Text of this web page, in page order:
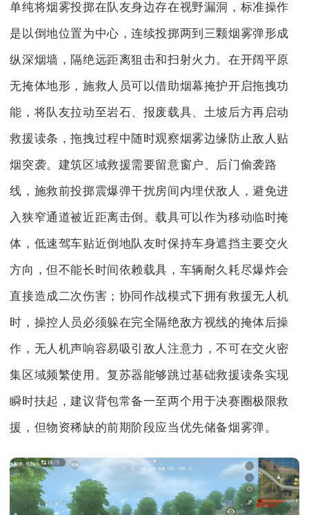
单纯将烟雾投掷在队友身边存在视野漏洞，标准操作
是以倒地位置为中心，连续投掷两到三颗烟雾弹形成
纵深烟墙，隔绝远距离狙击和扫射火力。在开阔平原
无掩体地形，施救人员可以借助烟幕掩护开启拖拽功
能，将队友拉动至岩石、报废载具、土坡后方再启动
救援读条，拖拽过程中随时观察烟雾边缘防止敌人贴
烟突袭。建筑区域救援需要留意窗户、后门偷袭路
线，施救前投掷震爆弹干扰房间内埋伏敌人，避免进
入狭窄通道被近距离击倒。载具可以作为移动临时掩
体，低速驾车贴近倒地队友时保持车身遮挡主要交火
方向，但不能长时间依赖载具，车辆耐久耗尽爆炸会
直接造成二次伤害；协同作战模式下拥有救援无人机
时，操控人员必须躲在完全隔绝敌方视线的掩体后操
作，无人机声响容易吸引敌人注意力，不可在交火密
集区域频繁使用。复苏器能够跳过基础救援读条实现
瞬时扶起，建议背包常备一至两个用于决赛圈极限救
援，但物资稀缺的前期阶段应当优先储备烟雾弹。